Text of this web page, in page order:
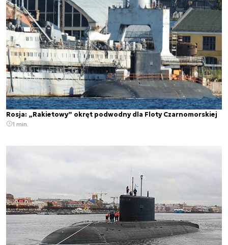
Rosja: „Rakietowy” okręt podwodny dla Floty Czarnomorskiej
1 min.